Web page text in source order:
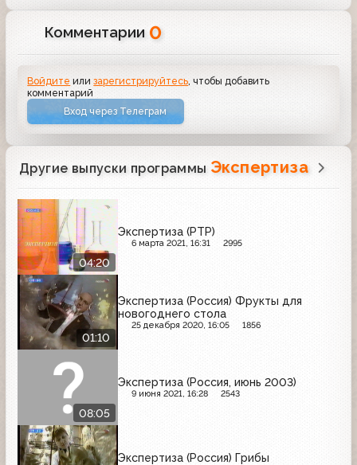
Комментарии 0
Войдите илизарегистрируйтесь , чтобы добавить
комментарий
Вход через Телеграм
Другие выпуски программы Экспертиза
04:20
Экспертиза (РТР)
6 марта 2021, 16:31 2995
01:10
Экспертиза (Россия) Фрукты для
новогоднего стола
25 декабря 2020, 16:05 1856
08:05
Экспертиза (Россия, июнь 2003)
9 июня 2021, 16:28 2543
Экспертиза (Россия) Грибы